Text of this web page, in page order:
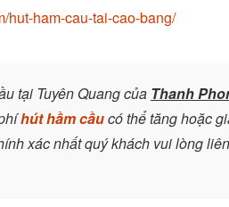
hut-ham-cau-tai-cao-bang/
tại Tuyên Quang của Thanh
hút hầm cầucó thể tăng hoặc
xác nhất quý khách vui lòng